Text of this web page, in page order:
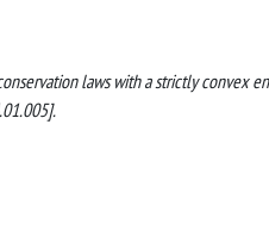
laws with a strictly convex